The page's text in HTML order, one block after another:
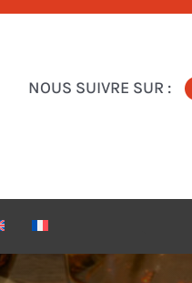
NOUS SUIVRE SUR :